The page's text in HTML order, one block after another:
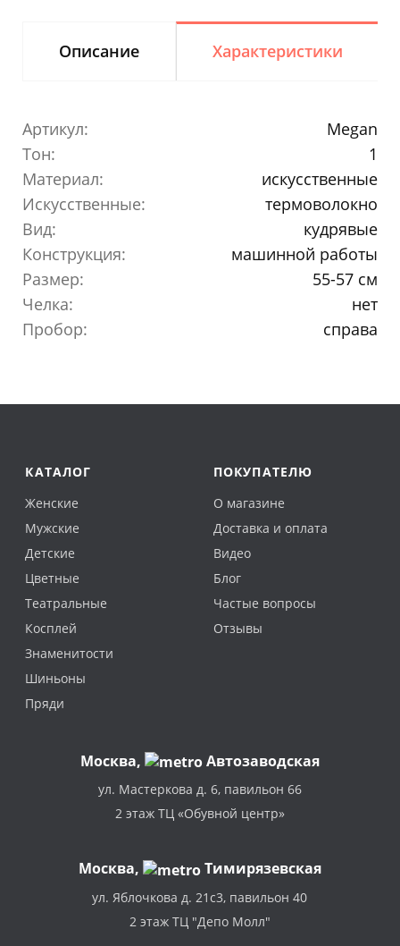
Описание Характеристики
Артикул:
Megan
Тон:
1
Материал:
искусственные
Искусственные:
термоволокно
Вид:
кудрявые
Конструкция:
машинной работы
Размер:
55-57 см
Челка:
нет
Пробор:
справа
КАТАЛОГ
Женские
Мужские
Детские
Цветные
Театральные
Косплей
Знаменитости
Шиньоны
Пряди
ПОКУПАТЕЛЮ
О магазине
Доставка и оплата
Видео
Блог
Частые вопросы
Отзывы
Москва, Автозаводская
ул. Мастеркова д. 6, павильон 66
2 этаж ТЦ «Обувной центр»
Москва, Тимирязевская
ул. Яблочкова д. 21с3, павильон 40
2 этаж ТЦ "Депо Молл"